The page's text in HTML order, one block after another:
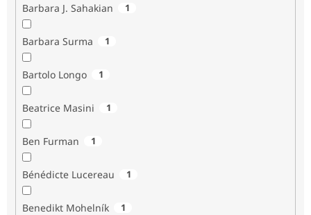
Barbara J. Sahakian 1
Barbara Surma 1
Bartolo Longo 1
Beatrice Masini 1
Ben Furman 1
Bénédicte Lucereau 1
Benedikt Mohelník 1